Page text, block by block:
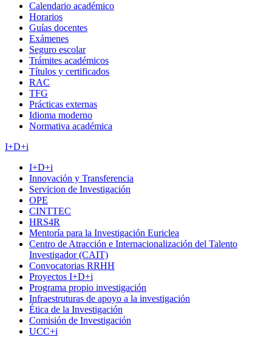
Calendario académico
Horarios
Guías docentes
Exámenes
Seguro escolar
Trámites académicos
Títulos y certificados
RAC
TFG
Prácticas externas
Idioma moderno
Normativa académica
I+D+i
I+D+i
Innovación y Transferencia
Servicion de Investigación
OPE
CINTTEC
HRS4R
Mentoría para la Investigación Euriclea
Centro de Atracción e Internacionalización del Talento
Investigador (CAIT)
Convocatorias RRHH
Proyectos I+D+i
Programa propio investigación
Infraestruturas de apoyo a la investigación
Ética de la Investigación
Comisión de Investigación
UCC+i